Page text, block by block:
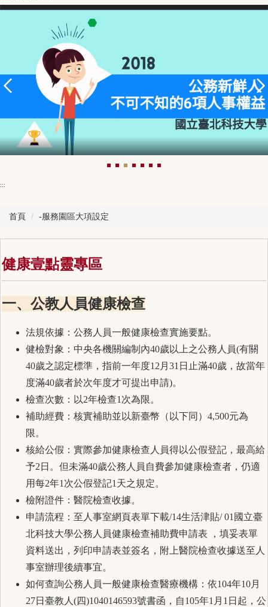
:::
首頁 -服務園區大項設定
健康壹點靈專區
一、公教人員健康檢查
法規依據：公務人員一般健康檢查實施要點。
健檢對象：中央各機關編制內40歲以上之公務人員(有關
40歲之認定標準，指前一年度12月31日止滿40歲，故當年
度滿40歲者於次年度才可提出申請)。
檢查次數：以2年檢查1次為限。
補助經費：核實補助並以新臺幣（以下同）4,500元為
限。
核給公假：實際參加健康檢查人員得以公假登記，最高給
予2日。但未滿40歲公務人員自費參加健康檢查者，仍適
用每2年1次公假登記1天之規定。
檢附證件：醫院檢查收據。
申請流程：至人事室網頁表單下載/14生活津貼/01國立臺
北科技大學公務人員健康檢查補助費申請表 ，填妥表單
資料送出，列印申請表並簽名，附上醫院檢查收據送至人
事室辦理後續事宜。
如何查詢公務人員一般健康檢查醫療機構：依104年10月
27日臺教人(四)1040146593號書函，自105年1月1日起，公